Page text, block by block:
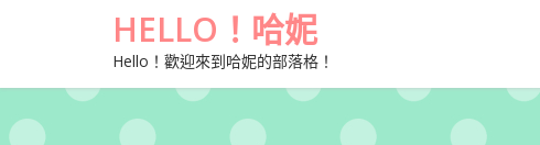
HELLO！哈妮
Hello！歡迎來到哈妮的部落格！